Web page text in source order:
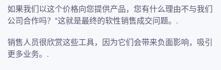
如果我们以这个价格向您提供产品，您有什么理由不与我们
公司合作吗？“这就是最终的软性销售成交问题。.
销售人员很欣赏这些工具，因为它们会带来负面影响，吸引
更多业务。.